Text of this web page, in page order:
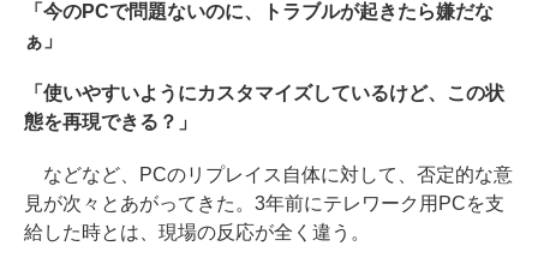
「今のPCで問題ないのに、トラブルが起きたら嫌だな
ぁ」
「使いやすいようにカスタマイズしているけど、この状
態を再現できる？」
などなど、PCのリプレイス自体に対して、否定的な意
見が次々とあがってきた。3年前にテレワーク用PCを支
給した時とは、現場の反応が全く違う。